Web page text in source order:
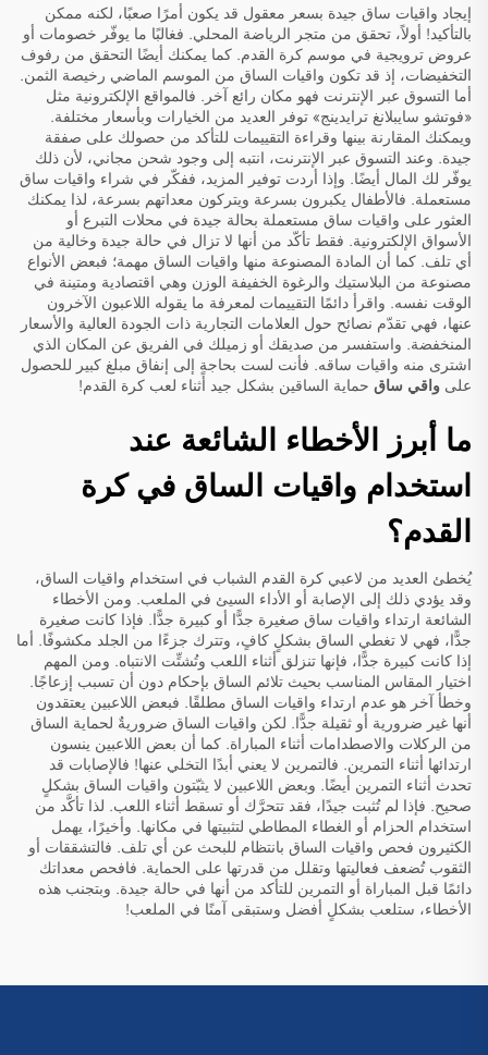
إيجاد واقيات ساق جيدة بسعر معقول قد يكون أمرًا صعبًا، لكنه ممكن
بالتأكيد! أولاً، تحقق من متجر الرياضة المحلي. فغالبًا ما يوفّر خصومات أو
عروض ترويجية في موسم كرة القدم. كما يمكنك أيضًا التحقق من رفوف
التخفيضات، إذ قد تكون واقيات الساق من الموسم الماضي رخيصة الثمن.
أما التسوق عبر الإنترنت فهو مكان رائع آخر. فالمواقع الإلكترونية مثل
«فوتشو سايبلانغ ترايدينج» توفر العديد من الخيارات وبأسعار مختلفة.
ويمكنك المقارنة بينها وقراءة التقييمات للتأكد من حصولك على صفقة
جيدة. وعند التسوق عبر الإنترنت، انتبه إلى وجود شحن مجاني، لأن ذلك
يوفّر لك المال أيضًا. وإذا أردت توفير المزيد، ففكّر في شراء واقيات ساق
مستعملة. فالأطفال يكبرون بسرعة ويتركون معداتهم بسرعة، لذا يمكنك
العثور على واقيات ساق مستعملة بحالة جيدة في محلات التبرع أو
الأسواق الإلكترونية. فقط تأكّد من أنها لا تزال في حالة جيدة وخالية من
أي تلف. كما أن المادة المصنوعة منها واقيات الساق مهمة؛ فبعض الأنواع
مصنوعة من البلاستيك والرغوة الخفيفة الوزن وهي اقتصادية ومتينة في
الوقت نفسه. واقرأ دائمًا التقييمات لمعرفة ما يقوله اللاعبون الآخرون
عنها، فهي تقدّم نصائح حول العلامات التجارية ذات الجودة العالية والأسعار
المنخفضة. واستفسر من صديقك أو زميلك في الفريق عن المكان الذي
اشترى منه واقيات ساقه. فأنت لست بحاجةٍ إلى إنفاق مبلغ كبير للحصول
على واقي ساق حماية الساقين بشكل جيد أثناء لعب كرة القدم!
ما أبرز الأخطاء الشائعة عند
استخدام واقيات الساق في كرة
القدم؟
يُخطئ العديد من لاعبي كرة القدم الشباب في استخدام واقيات الساق،
وقد يؤدي ذلك إلى الإصابة أو الأداء السيئ في الملعب. ومن الأخطاء
الشائعة ارتداء واقيات ساق صغيرة جدًّا أو كبيرة جدًّا. فإذا كانت صغيرة
جدًّا، فهي لا تغطي الساق بشكلٍ كافٍ، وتترك جزءًا من الجلد مكشوفًا. أما
إذا كانت كبيرة جدًّا، فإنها تنزلق أثناء اللعب وتُشتِّت الانتباه. ومن المهم
اختيار المقاس المناسب بحيث تلائم الساق بإحكام دون أن تسبب إزعاجًا.
وخطأ آخر هو عدم ارتداء واقيات الساق مطلقًا. فبعض اللاعبين يعتقدون
أنها غير ضرورية أو ثقيلة جدًّا. لكن واقيات الساق ضروريةٌ لحماية الساق
من الركلات والاصطدامات أثناء المباراة. كما أن بعض اللاعبين ينسون
ارتدائها أثناء التمرين. فالتمرين لا يعني أبدًا التخلي عنها! فالإصابات قد
تحدث أثناء التمرين أيضًا. وبعض اللاعبين لا يثبّتون واقيات الساق بشكلٍ
صحيح. فإذا لم تُثبت جيدًا، فقد تتحرَّك أو تسقط أثناء اللعب. لذا تأكَّد من
استخدام الحزام أو الغطاء المطاطي لتثبيتها في مكانها. وأخيرًا، يهمل
الكثيرون فحص واقيات الساق بانتظام للبحث عن أي تلف. فالتشققات أو
الثقوب تُضعف فعاليتها وتقلل من قدرتها على الحماية. فافحص معداتك
دائمًا قبل المباراة أو التمرين للتأكد من أنها في حالة جيدة. وبتجنب هذه
الأخطاء، ستلعب بشكلٍ أفضل وستبقى آمنًا في الملعب!